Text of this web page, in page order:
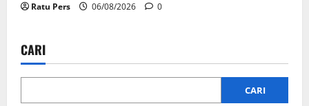
Ratu Pers 06/08/2026 0
CARI
CARI